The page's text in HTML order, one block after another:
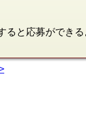
と応募ができる